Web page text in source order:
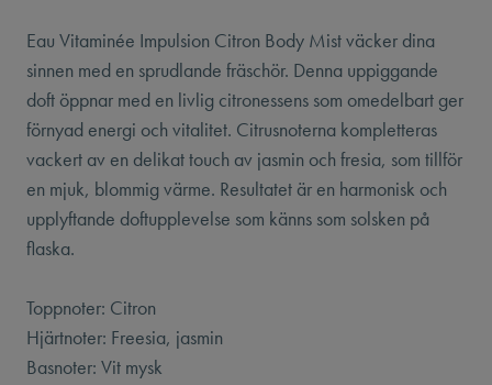
Eau Vitaminée Impulsion Citron Body Mist väcker dina
sinnen med en sprudlande fräschör. Denna uppiggande
doft öppnar med en livlig citronessens som omedelbart ger
förnyad energi och vitalitet. Citrusnoterna kompletteras
vackert av en delikat touch av jasmin och fresia, som tillför
en mjuk, blommig värme. Resultatet är en harmonisk och
upplyftande doftupplevelse som känns som solsken på
flaska.
Toppnoter: Citron
Hjärtnoter: Freesia, jasmin
Basnoter: Vit mysk